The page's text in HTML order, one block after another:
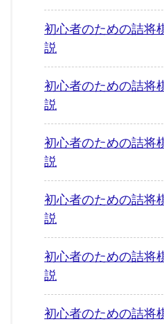
初心者のための詰
説
初心者のための詰
説
初心者のための詰
説
初心者のための詰
説
初心者のための詰
説
初心者のための詰